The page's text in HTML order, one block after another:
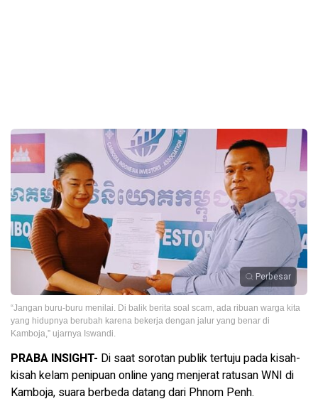
Perbesar
“Jangan buru-buru menilai. Di balik berita soal scam, ada ribuan warga kita
yang hidupnya berubah karena bekerja dengan jalur yang benar di
Kamboja,” ujarnya Iswandi.
PRABA INSIGHT- Di saat sorotan publik tertuju pada kisah-
kisah kelam penipuan online yang menjerat ratusan WNI di
Kamboja, suara berbeda datang dari Phnom Penh.